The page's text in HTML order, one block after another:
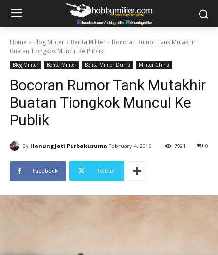
Home Blog Militer Berita Militer
Bocoran Rumor Tank Mutakhir
Buatan Tiongkok Muncul Ke Publik
Blog Militer Berita Militer Berita Militer Dunia Militer China
Bocoran Rumor Tank Mutakhir
Buatan Tiongkok Muncul Ke
Publik
By Hanung Jati Purbakusuma February 4, 2016 0
7921
Facebook Twitter